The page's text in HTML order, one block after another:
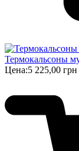
Термокальсоны
Цена:5 225,00 грн